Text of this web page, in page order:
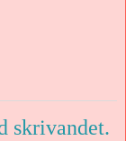
skrivandet.